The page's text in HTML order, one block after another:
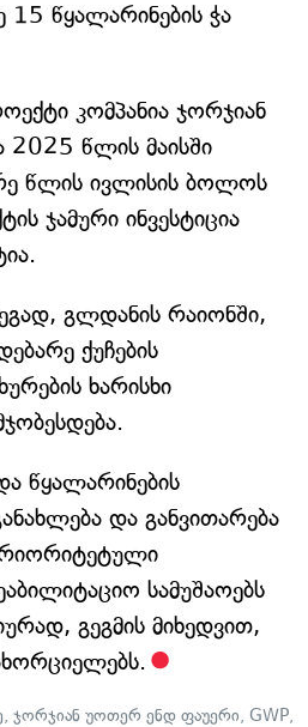
წყალარინების ჭა
კომპანია ჯორჯიან
წლის მაისში
წლის ივლისის ბოლოს
ჯამური ინვესტიცია
გლდანის რაიონში,
ქუჩების
ხარისხი
წყალარინების
და განვითარება
სამუშაოებს
გეგმის მიხედვით,
, ჯორჯიან უოთერ ენდ ფაუერი, GWP,